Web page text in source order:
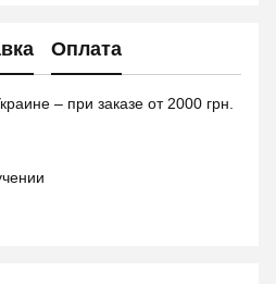
Оплата
– при заказе от 2000 грн.